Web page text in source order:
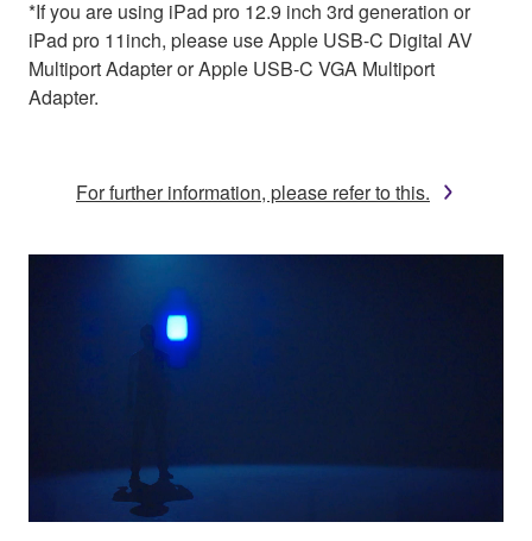
*If you are using iPad pro 12.9 inch 3rd generation or
iPad pro 11inch, please use Apple USB-C Digital AV
Multiport Adapter or Apple USB-C VGA Multiport
Adapter.
For further information, please refer to this.